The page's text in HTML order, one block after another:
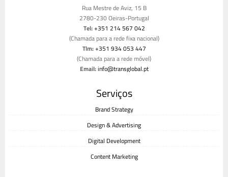
Rua Mestre de Aviz, 15 B
2780-230 Oeiras-Portugal
Tel:+351 214 567 042
(Chamada para a rede fixa nacional)
Tlm:+351 934 053 447
(Chamada para a rede móvel)
Email:info@transglobal.pt
Serviços
Brand Strategy
Design & Advertising
Digital Development
Content Marketing